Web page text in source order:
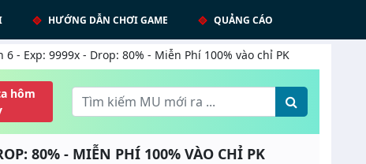
HƯỚNG DẪN CHƠI GAME QUẢNG CÁO
6 - Exp: 9999x - Drop: 80% - Miễn Phí 100% vào chỉ PK
hôm
80% - MIỄN PHÍ 100% VÀO CHỈ PK